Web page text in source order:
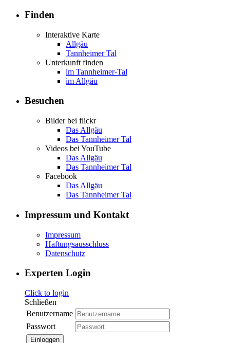
Finden
Interaktive Karte
Allgäu
Tannheimer Tal
Unterkunft finden
im Tannheimer-Tal
im Allgäu
Besuchen
Bilder bei flickr
Das Allgäu
Das Tannheimer Tal
Videos bei YouTube
Das Allgäu
Das Tannheimer Tal
Facebook
Das Allgäu
Das Tannheimer Tal
Impressum und Kontakt
Impressum
Haftungsausschluss
Datenschutz
Experten Login
Click to login
Schließen
Benutzername
Passwort
Einloggen